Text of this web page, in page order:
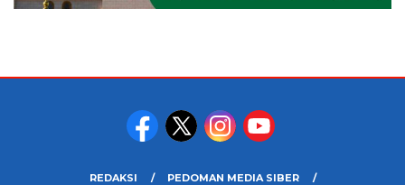
REDAKSI
PEDOMAN MEDIA SIBER